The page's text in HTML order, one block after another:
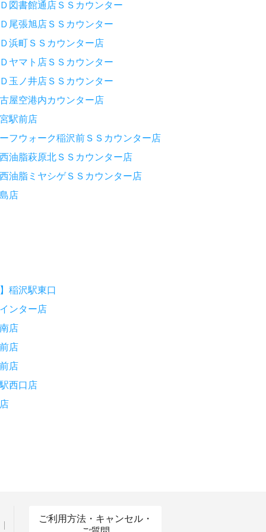
図書館通店ＳＳカウンター
尾張旭店ＳＳカウンター
浜町ＳＳカウンター店
ヤマト店ＳＳカウンター
玉ノ井店ＳＳカウンター
屋空港内カウンター店
駅前店
フウォーク稲沢前ＳＳカウンター店
油脂萩原北ＳＳカウンター店
油脂ミヤシゲＳＳカウンター店
店
稲沢駅東口
ンター店
店
店
店
西口店